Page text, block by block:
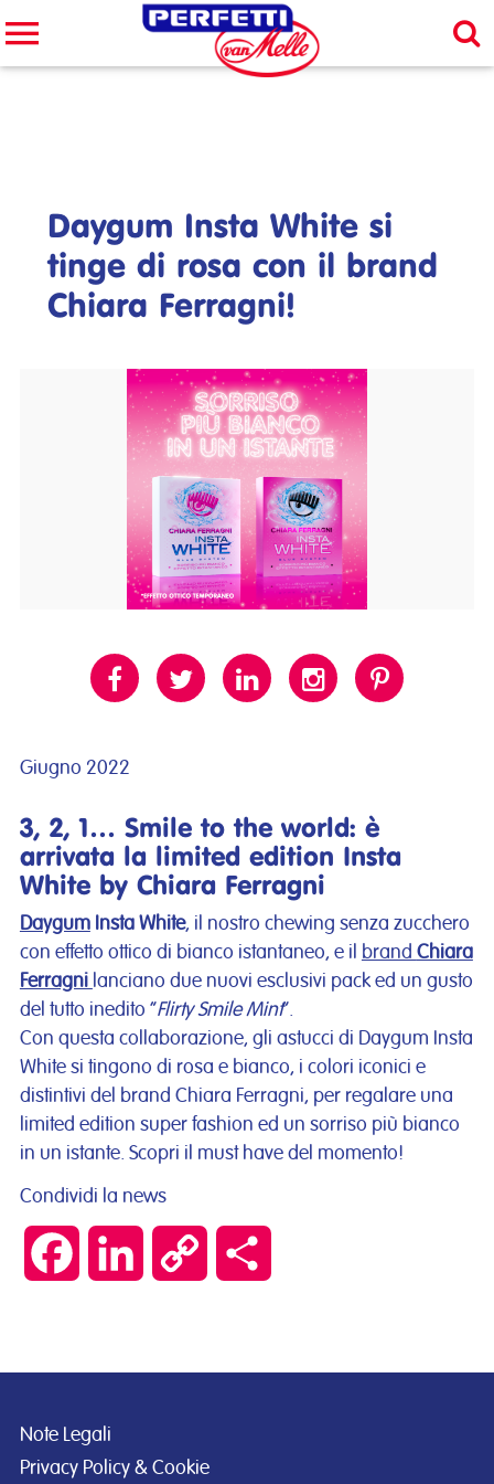
Cerca nel sito
Daygum Insta White si
tinge di rosa con il brand
Chiara Ferragni!
Giugno 2022
3, 2, 1… Smile to the world: è
arrivata la limited edition Insta
White by Chiara Ferragni
DaygumInsta White, il nostro chewing senza zucchero
con effetto ottico di bianco istantaneo, e il brand Chiara
Ferragni lanciano due nuovi esclusivi pack ed un gusto
del tutto inedito “Flirty Smile Mint”.
Con questa collaborazione, gli astucci di Daygum Insta
White si tingono di rosa e bianco, i colori iconici e
distintivi del brand Chiara Ferragni, per regalare una
limited edition super fashion ed un sorriso più bianco
in un istante. Scopri il must have del momento!
Condividi la news
Facebook LinkedIn Copy
Note Legali
Privacy Policy & Cookie